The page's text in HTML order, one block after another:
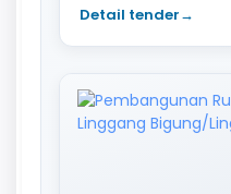
Detail tender→